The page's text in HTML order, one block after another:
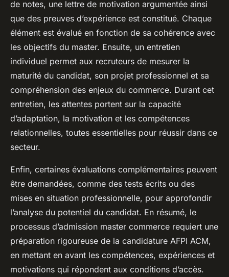
de notes, une lettre de motivation argumentée ainsi
que des preuves d’expérience est constitué. Chaque
élément est évalué en fonction de sa cohérence avec
les objectifs du master. Ensuite, un entretien
individuel permet aux recruteurs de mesurer la
maturité du candidat, son projet professionnel et sa
compréhension des enjeux du commerce. Durant cet
entretien, les attentes portent sur la capacité
d’adaptation, la motivation et les compétences
relationnelles, toutes essentielles pour réussir dans ce
secteur.
Enfin, certaines évaluations complémentaires peuvent
être demandées, comme des tests écrits ou des
mises en situation professionnelle, pour approfondir
l’analyse du potentiel du candidat. En résumé, le
processus d’admission master commerce requiert une
préparation rigoureuse de la candidature AFPI ACM,
en mettant en avant les compétences, expériences et
motivations qui répondent aux conditions d’accès.